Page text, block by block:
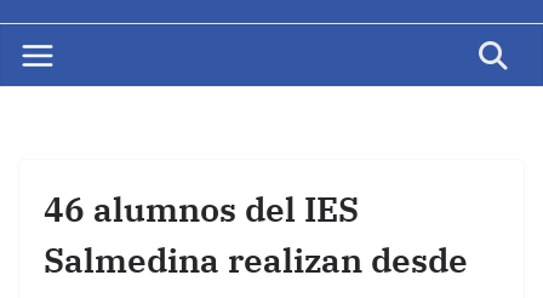
46 alumnos del IES
Salmedina realizan desde